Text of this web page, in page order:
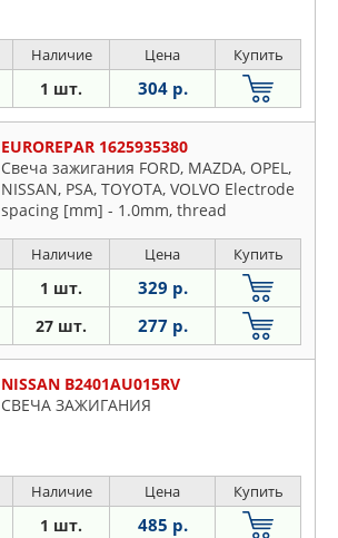
Наличие Цена Купить
1 шт. 304 р.
EUROREPAR 1625935380
Свеча зажигания FORD, MAZDA, OPEL,
NISSAN, PSA, TOYOTA, VOLVO Electrode
spacing [mm] - 1.0mm, thread
Наличие Цена Купить
1 шт. 329 р.
27 шт. 277 р.
NISSAN B2401AU015RV
СВЕЧА ЗАЖИГАНИЯ
Наличие Цена Купить
1 шт. 485 р.